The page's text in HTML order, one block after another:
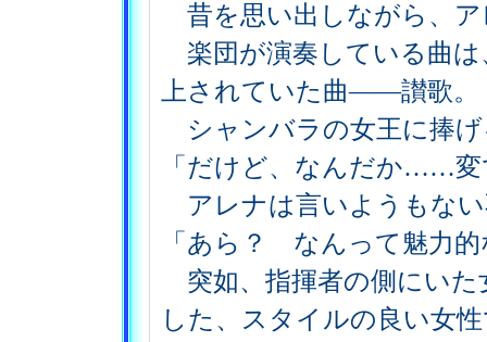
昔を思い出しながら、
楽団が演奏している曲は
上されていた曲――讃歌。
シャンバラの女王に捧げ
「だけど、なんだか……
アレナは言いようもな
「あら？ なんって魅力
突如、指揮者の側にいた
した、スタイルの良い女